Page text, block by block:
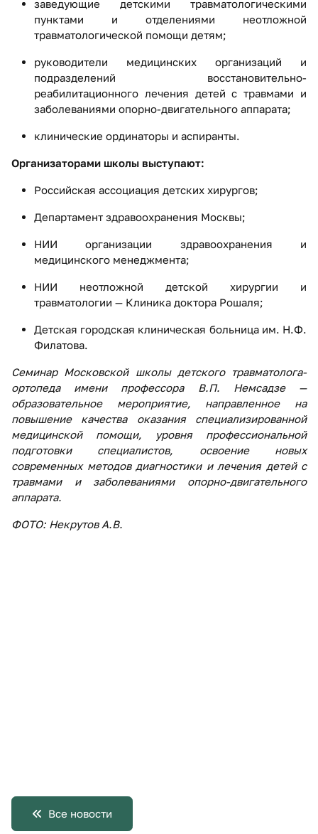
заведующие детскими травматологическими
пунктами и отделениями неотложной
травматологической помощи детям;
руководители медицинских организаций и
подразделений восстановительно-
реабилитационного лечения детей с травмами и
заболеваниями опорно-двигательного аппарата;
клинические ординаторы и аспиранты.
Организаторами школы выступают:
Российская ассоциация детских хирургов;
Департамент здравоохранения Москвы;
НИИ организации здравоохранения и
медицинского менеджмента;
НИИ неотложной детской хирургии и
травматологии — Клиника доктора Рошаля;
Детская городская клиническая больница им. Н.Ф.
Филатова.
Семинар Московской школы детского травматолога-
ортопеда имени профессора В.П. Немсадзе —
образовательное мероприятие, направленное на
повышение качества оказания специализированной
медицинской помощи, уровня профессиональной
подготовки специалистов, освоение новых
современных методов диагностики и лечения детей с
травмами и заболеваниями опорно-двигательного
аппарата.
ФОТО: Некрутов А.В.
Все новости